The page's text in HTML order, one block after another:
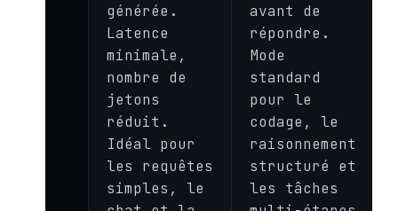
générée.
Latence
minimale,
nombre de
jetons
réduit.
Idéal pour
les requêtes
simples, le
avant de
répondre.
Mode
standard
pour le
codage, le
raisonnement
structuré et
les tâches